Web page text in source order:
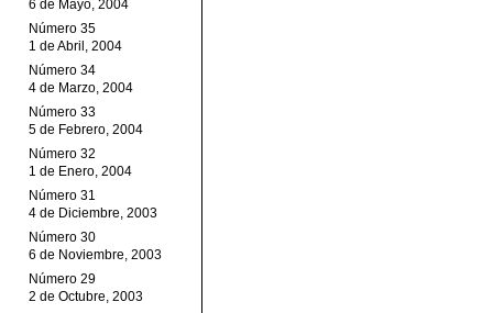
6 de Mayo, 2004
Número 35
1 de Abril, 2004
Número 34
4 de Marzo, 2004
Número 33
5 de Febrero, 2004
Número 32
1 de Enero, 2004
Número 31
4 de Diciembre, 2003
Número 30
6 de Noviembre, 2003
Número 29
2 de Octubre, 2003